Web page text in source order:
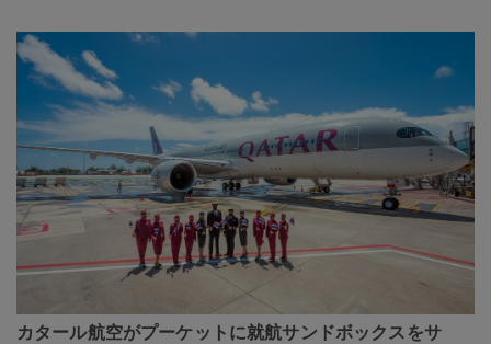
カタール航空がプーケットに就航サンドボックスをサ